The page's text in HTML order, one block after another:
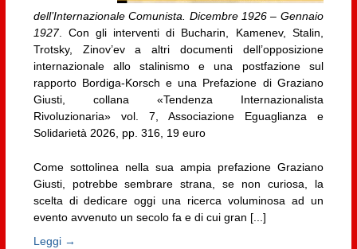
dell’Internazionale Comunista. Dicembre 1926 – Gennaio
1927. Con gli interventi di Bucharin, Kamenev, Stalin,
Trotsky, Zinov’ev a altri documenti dell’opposizione
internazionale allo stalinismo e una postfazione sul
rapporto Bordiga-Korsch e una Prefazione di Graziano
Giusti, collana «Tendenza Internazionalista
Rivoluzionaria» vol. 7, Associazione Eguaglianza e
Solidarietà 2026, pp. 316, 19 euro
Come sottolinea nella sua ampia prefazione Graziano
Giusti, potrebbe sembrare strana, se non curiosa, la
scelta di dedicare oggi una ricerca voluminosa ad un
evento avvenuto un secolo fa e di cui gran [...]
Leggi →